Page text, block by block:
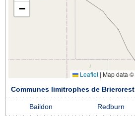
−
Leaflet | Map data ©
Communes limitrophes de Briercrest
Baildon Redburn